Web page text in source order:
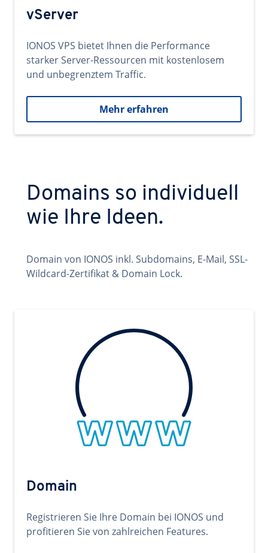
vServer
IONOS VPS bietet Ihnen die Performance
starker Server-Ressourcen mit kostenlosem
und unbegrenztem Traffic.
Mehr erfahren
Domains so individuell
wie Ihre Ideen.
Domain von IONOS inkl. Subdomains, E-Mail, SSL-
Wildcard-Zertifikat & Domain Lock.
Domain
Registrieren Sie Ihre Domain bei IONOS und
profitieren Sie von zahlreichen Features.